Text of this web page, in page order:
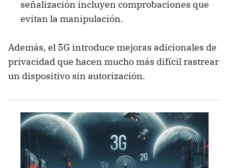
señalización incluyen comprobaciones que
evitan la manipulación.
Además, el 5G introduce mejoras adicionales de
privacidad que hacen mucho más difícil rastrear
un dispositivo sin autorización.